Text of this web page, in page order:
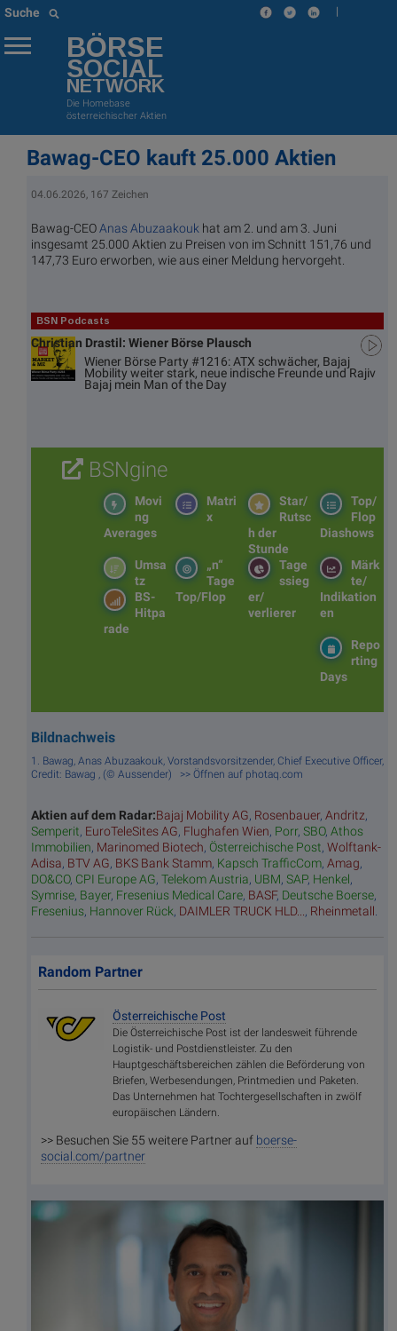
Suche |
BÖRSE
SOCIAL
NETWORK
Die Homebase
österreichischer Aktien
Bawag-CEO kauft 25.000 Aktien
04.06.2026, 167 Zeichen
Bawag-CEOAnas Abuzaakouk hat am 2. und am 3. Juni
insgesamt 25.000 Aktien zu Preisen von im Schnitt 151,76 und
147,73 Euro erworben, wie aus einer Meldung hervorgeht.
BSN Podcasts
Christian Drastil: Wiener Börse Plausch
Wiener Börse Party #1216: ATX schwächer, Bajaj
Mobility weiter stark, neue indische Freunde und Rajiv
Bajaj mein Man of the Day
BSNgine
Top/
Flop
Diashows
Star/
Rutsc
h der
Stunde
Matri
x
Movi
ng
Averages
Märk
te/
Indikation
en
Tage
ssieg
er/
verlierer
„n“
Tage
Top/Flop
Umsa
tz
BS-
Hitpa
rade
Repo
rting
Days
Bildnachweis
1. Bawag, Anas Abuzaakouk, Vorstandsvorsitzender, Chief Executive Officer,
Credit: Bawag , (© Aussender) >> Öffnen auf photaq.com
Aktien auf dem Radar:Bajaj Mobility AG, Rosenbauer, Andritz,
Semperit, EuroTeleSites AG, Flughafen Wien, Porr, SBO, Athos
Immobilien, Marinomed Biotech, Österreichische Post, Wolftank-
Adisa, BTV AG, BKS Bank Stamm, Kapsch TrafficCom, Amag,
DO&CO, CPI Europe AG, Telekom Austria, UBM, SAP, Henkel,
Symrise, Bayer, Fresenius Medical Care, BASF, Deutsche Boerse,
Fresenius, Hannover Rück, DAIMLER TRUCK HLD... , Rheinmetall
Random Partner
Österreichische Post
Die Österreichische Post ist der landesweit führende
Logistik- und Postdienstleister. Zu den
Hauptgeschäftsbereichen zählen die Beförderung von
Briefen, Werbesendungen, Printmedien und Paketen.
Das Unternehmen hat Tochtergesellschaften in zwölf
europäischen Ländern.
>> Besuchen Sie 55 weitere Partner auf boerse-
social.com/partner